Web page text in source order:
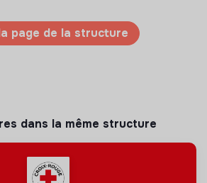
page de la structure
dans la même structure